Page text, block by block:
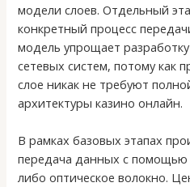
модели слоев. Отдельный
конкретный процесс
модель упрощает
сетевых систем, потому как
слое никак не требуют
архитектуры казино онлайн.
В рамках базовых этапах
передача данных с
либо оптическое волокно.